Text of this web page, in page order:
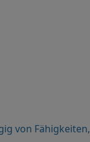
von Fähigkeiten,